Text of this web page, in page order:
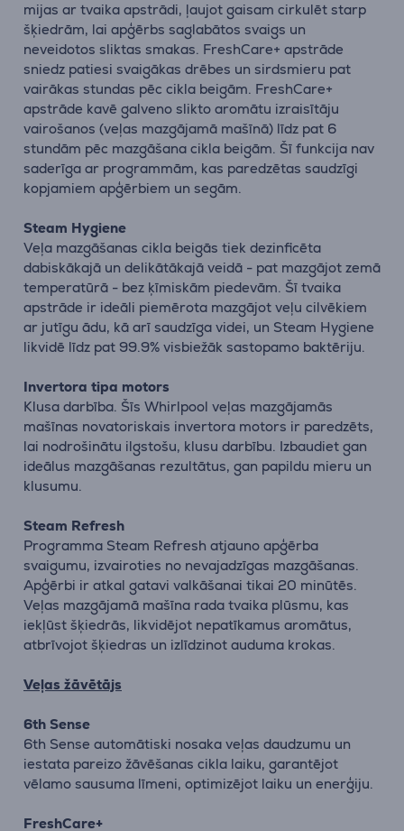
mijas ar tvaika apstrādi, ļaujot gaisam cirkulēt starp
šķiedrām, lai apģērbs saglabātos svaigs un
neveidotos sliktas smakas. FreshCare+ apstrāde
sniedz patiesi svaigākas drēbes un sirdsmieru pat
vairākas stundas pēc cikla beigām. FreshCare+
apstrāde kavē galveno slikto aromātu izraisītāju
vairošanos (veļas mazgājamā mašīnā) līdz pat 6
stundām pēc mazgāšana cikla beigām. Šī funkcija nav
saderīga ar programmām, kas paredzētas saudzīgi
kopjamiem apģērbiem un segām.
Steam Hygiene
Veļa mazgāšanas cikla beigās tiek dezinficēta
dabiskākajā un delikātākajā veidā - pat mazgājot zemā
temperatūrā - bez ķīmiskām piedevām. Šī tvaika
apstrāde ir ideāli piemērota mazgājot veļu cilvēkiem
ar jutīgu ādu, kā arī saudzīga videi, un Steam Hygiene
likvidē līdz pat 99.9% visbiežāk sastopamo baktēriju.
Invertora tipa motors
Klusa darbība. Šīs Whirlpool veļas mazgājamās
mašīnas novatoriskais invertora motors ir paredzēts,
lai nodrošinātu ilgstošu, klusu darbību. Izbaudiet gan
ideālus mazgāšanas rezultātus, gan papildu mieru un
klusumu.
Steam Refresh
Programma Steam Refresh atjauno apģērba
svaigumu, izvairoties no nevajadzīgas mazgāšanas.
Apģērbi ir atkal gatavi valkāšanai tikai 20 minūtēs.
Veļas mazgājamā mašīna rada tvaika plūsmu, kas
iekļūst šķiedrās, likvidējot nepatīkamus aromātus,
atbrīvojot šķiedras un izlīdzinot auduma krokas.
Veļas žāvētājs
6th Sense
6th Sense automātiski nosaka veļas daudzumu un
iestata pareizo žāvēšanas cikla laiku, garantējot
vēlamo sausuma līmeni, optimizējot laiku un enerģiju.
FreshCare+